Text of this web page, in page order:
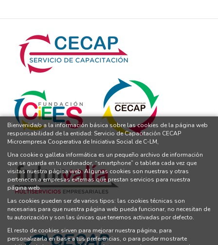
Bienvenida/o a la información básica sobre las cookies de la página web
responsabilidad de la entidad: Servicio de Capacitación CECAP
Microempresa Cooperativa de Iniciativa Social de C-LM,
Una cookie o galleta informática es un pequeño archivo de información
que se guarda en tu ordenador, “smartphone” o tableta cada vez que
visitas nuestra página web. Algunas cookies son nuestras y otras
pertenecen a empresas externas que prestan servicios para nuestra
página web.
Las cookies pueden ser de varios tipos: las cookies técnicas son
necesarias para que nuestra página web pueda funcionar, no necesitan de
tu autorización y son las únicas que tenemos activadas por defecto.
El resto de cookies sirven para mejorar nuestra página, para
personalizarla en base a tus preferencias, o para poder mostrarte